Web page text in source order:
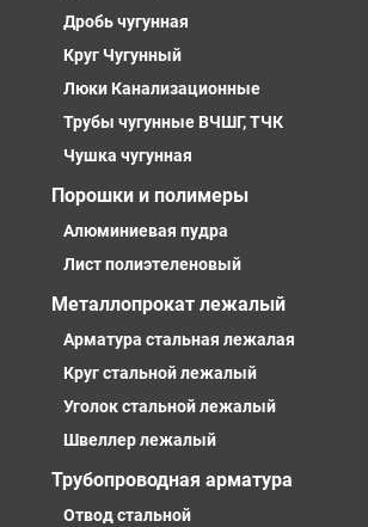
Дробь чугунная
Круг Чугунный
Люки Канализационные
Трубы чугунные ВЧШГ, ТЧК
Чушка чугунная
Порошки и полимеры
Алюминиевая пудра
Лист полиэтеленовый
Металлопрокат лежалый
Арматура стальная лежалая
Круг стальной лежалый
Уголок стальной лежалый
Швеллер лежалый
Трубопроводная арматура
Отвод стальной